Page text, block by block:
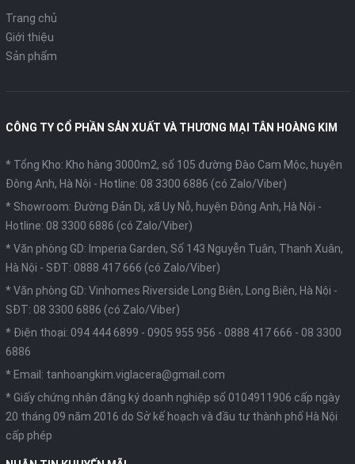
Trang chủ
Giới thiệu
Sản phẩm
CÔNG TY CỔ PHẦN SẢN XUẤT VÀ THƯƠNG MẠI TÂN HOÀNG KIM
* Tổng Kho: Kho hàng 3000m2, số 105 đường Đào Cam Mộc, huyện
Đông Anh, Hà Nội - Hotline: 08 3300 6886 (có Zalo/Viber)
* Showroom: Đường Đản Dị, xã Uy Nỗ, huyện Đông Anh, Hà Nội -
Hotline: 08 3300 6886 (có Zalo/Viber)
* Văn phòng GD: Imperia Garden, Số 143 Nguyễn Tuân, Thanh Xuân,
Hà Nội - SĐT: 0888 417 666 (có Zalo/Viber)
* Văn phòng GD: Vinhomes Riverside Long Biên, Long Biên, Hà Nội -
SĐT: 08 3300 6886 (có Zalo/Viber)
* Điện thoại: 094 444 6899 - 0905 955 956 - 0888 417 666 - 08 3300
6886
* Email: tanhoangkim.viglacera@gmail.com
* Giấy chứng nhận đăng ký doanh nghiệp số 0104911906 cấp ngày
20 tháng 09 năm 2016 do Sở kế hoạch và đầu tư thành phố Hà Nội
cấp phép